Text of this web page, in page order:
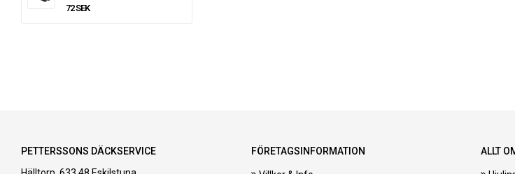
72 SEK
PETTERSSONS DÄCKSERVICE
FÖRETAGSINFORMATION ALLT